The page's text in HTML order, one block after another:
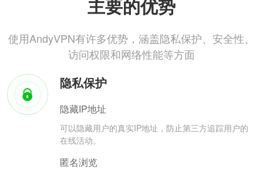
主要的优势
使用AndyVPN有许多优势，涵盖隐私保护、安全性、
访问权限和网络性能等方面
隐私保护
隐藏IP地址
可以隐藏用户的真实IP地址，防止第三方追踪用户的
在线活动。
匿名浏览